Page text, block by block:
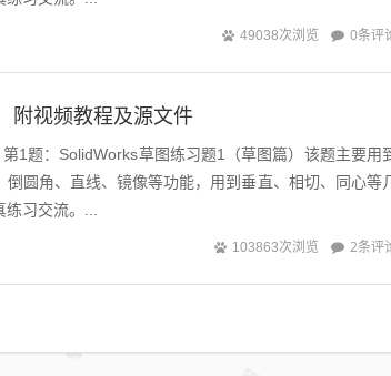
49038次浏览 0条评
附视频教程及源文件
1题：SolidWorks草图练习题1（草图篇）该题主要用
圆角、直线、镜像等功能，用到垂直、相切、同心等
习交流。...
103863次浏览 2条评